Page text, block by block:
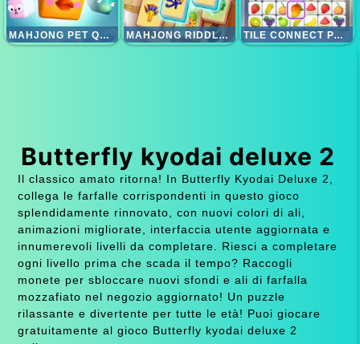
MAHJONG PET QUEST MAHJONG RIDDLES EGYPT TILE CONNECT PAIR MATCH PUZZLE
Butterfly kyodai deluxe 2
Il classico amato ritorna! In Butterfly Kyodai Deluxe 2,
collega le farfalle corrispondenti in questo gioco
splendidamente rinnovato, con nuovi colori di ali,
animazioni migliorate, interfaccia utente aggiornata e
innumerevoli livelli da completare. Riesci a completare
ogni livello prima che scada il tempo? Raccogli
monete per sbloccare nuovi sfondi e ali di farfalla
mozzafiato nel negozio aggiornato! Un puzzle
rilassante e divertente per tutte le età! Puoi giocare
gratuitamente al gioco Butterfly kyodai deluxe 2